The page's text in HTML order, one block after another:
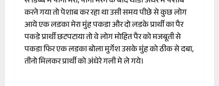
करने गया तो पेशाब कर रहा था उसी समय पीछे से कुछ लोग
आये एक लडका मेरा मुंह पकडा और दो लडके प्रार्थी का पैर
पकडे प्रार्थी छटपटाया तो वे लोग मोहित पैर को मजबूती से
पकडा फिर एक लडका बोला मुर्गेश उसके मुंह को ठीक से दबा,
तीनो मिलकर प्रार्थी को अंधेरे गली मे ले गये।